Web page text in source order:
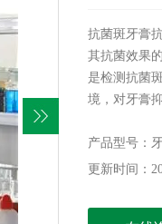
抗菌斑牙膏
其抗菌效果
是检测抗菌
境，对牙膏
的检测流程
考。
产品型号：
更新时间：